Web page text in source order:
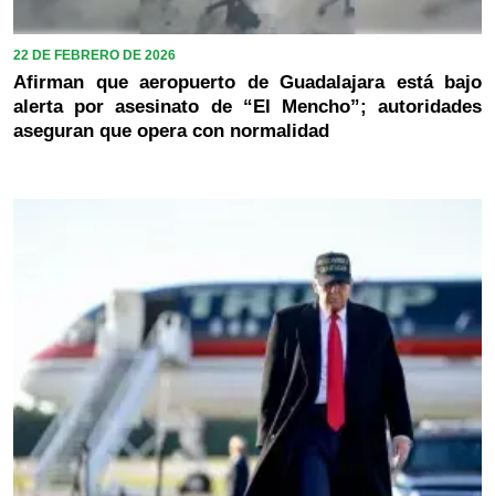
22 DE FEBRERO DE 2026
Afirman que aeropuerto de Guadalajara está bajo
alerta por asesinato de “El Mencho”; autoridades
aseguran que opera con normalidad